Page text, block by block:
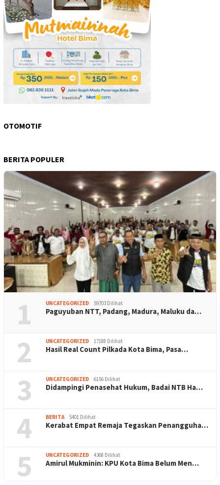
OTOMOTIF
BERITA POPULER
1 UNCATEGORIZED 59703 Dilihat
Paguyuban NTT, Padang, Madura, Maluku da…
2 UNCATEGORIZED 17188 Dilihat
Hasil Real Count Pilkada Kota Bima, Pasa…
3 UNCATEGORIZED 6156 Dilihat
Didampingi Penasehat Hukum, Badai NTB Ha…
4 BERITA 5401 Dilihat
Kerabat Empat Remaja Tegaskan Penangguha…
5 UNCATEGORIZED 4368 Dilihat
Amirul Mukminin: KPU Kota Bima Belum Men…